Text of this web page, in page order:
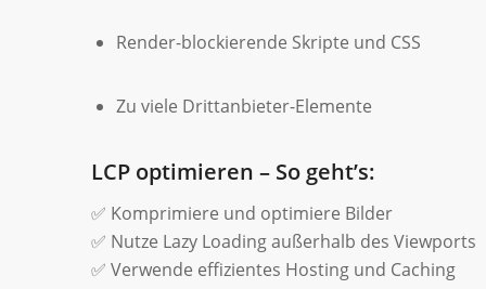
Render-blockierende Skripte und CSS
Zu viele Drittanbieter-Elemente
LCP optimieren – So geht’s:
✅ Komprimiere und optimiere Bilder
✅ Nutze Lazy Loading außerhalb des Viewports
✅ Verwende effizientes Hosting und Caching